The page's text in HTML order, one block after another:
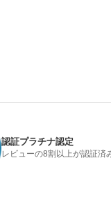
認証プラチナ認定
レビューの8割以上が認証済